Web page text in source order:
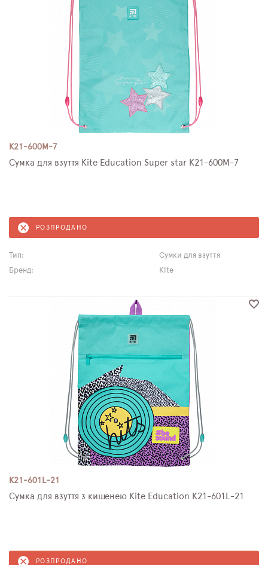
K21-600M-7
Сумка для взуття Kite Education Super star K21-600M-7
РОЗПРОДАНО
Тип:
Сумки для взуття
Бренд:
Kite
K21-601L-21
Сумка для взуття з кишенею Kite Education K21-601L-21
РОЗПРОДАНО